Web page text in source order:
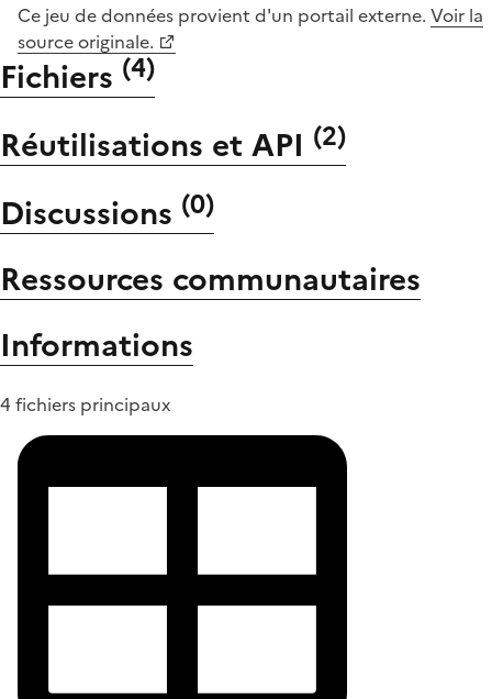
Ce jeu de données provient d'un portail externe. Voir la
source originale.
Fichiers (4)
Réutilisations et API (2)
Discussions (0)
Ressources communautaires
Informations
4 fichiers principaux